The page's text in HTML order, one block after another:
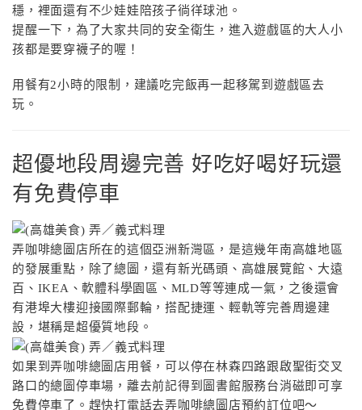
穩，裡面還有不少娃娃陪孩子徜徉球池。
提醒一下，為了大家共同的安全衛生，進入遊戲區的大人小
孩都是要穿襪子的喔！
用餐有2小時的限制，建議吃完飯再一起移駕到遊戲區去
玩。
超優地段周邊完善 好吃好喝好玩還
有免費停車
弄咖啡總圖店所在的這個亞洲新灣區，是這幾年南高雄地區
的發展重點，除了總圖，還有新光碼頭、高雄展覽館、大遠
百、IKEA、軟體科學園區、MLD等等連成一氣，之後還會
有港埠大樓迎接國際郵輪，搭配捷運、輕軌等完善周邊建
設，堪稱是超優質地段。
如果到弄咖啡總圖店用餐，可以停在林森四路跟啟聖街交叉
路口的總圖停車場，離去前記得到圖書館服務台消磁即可享
免費停車了。趕快打電話去弄咖啡總圖店預約訂位吧〜